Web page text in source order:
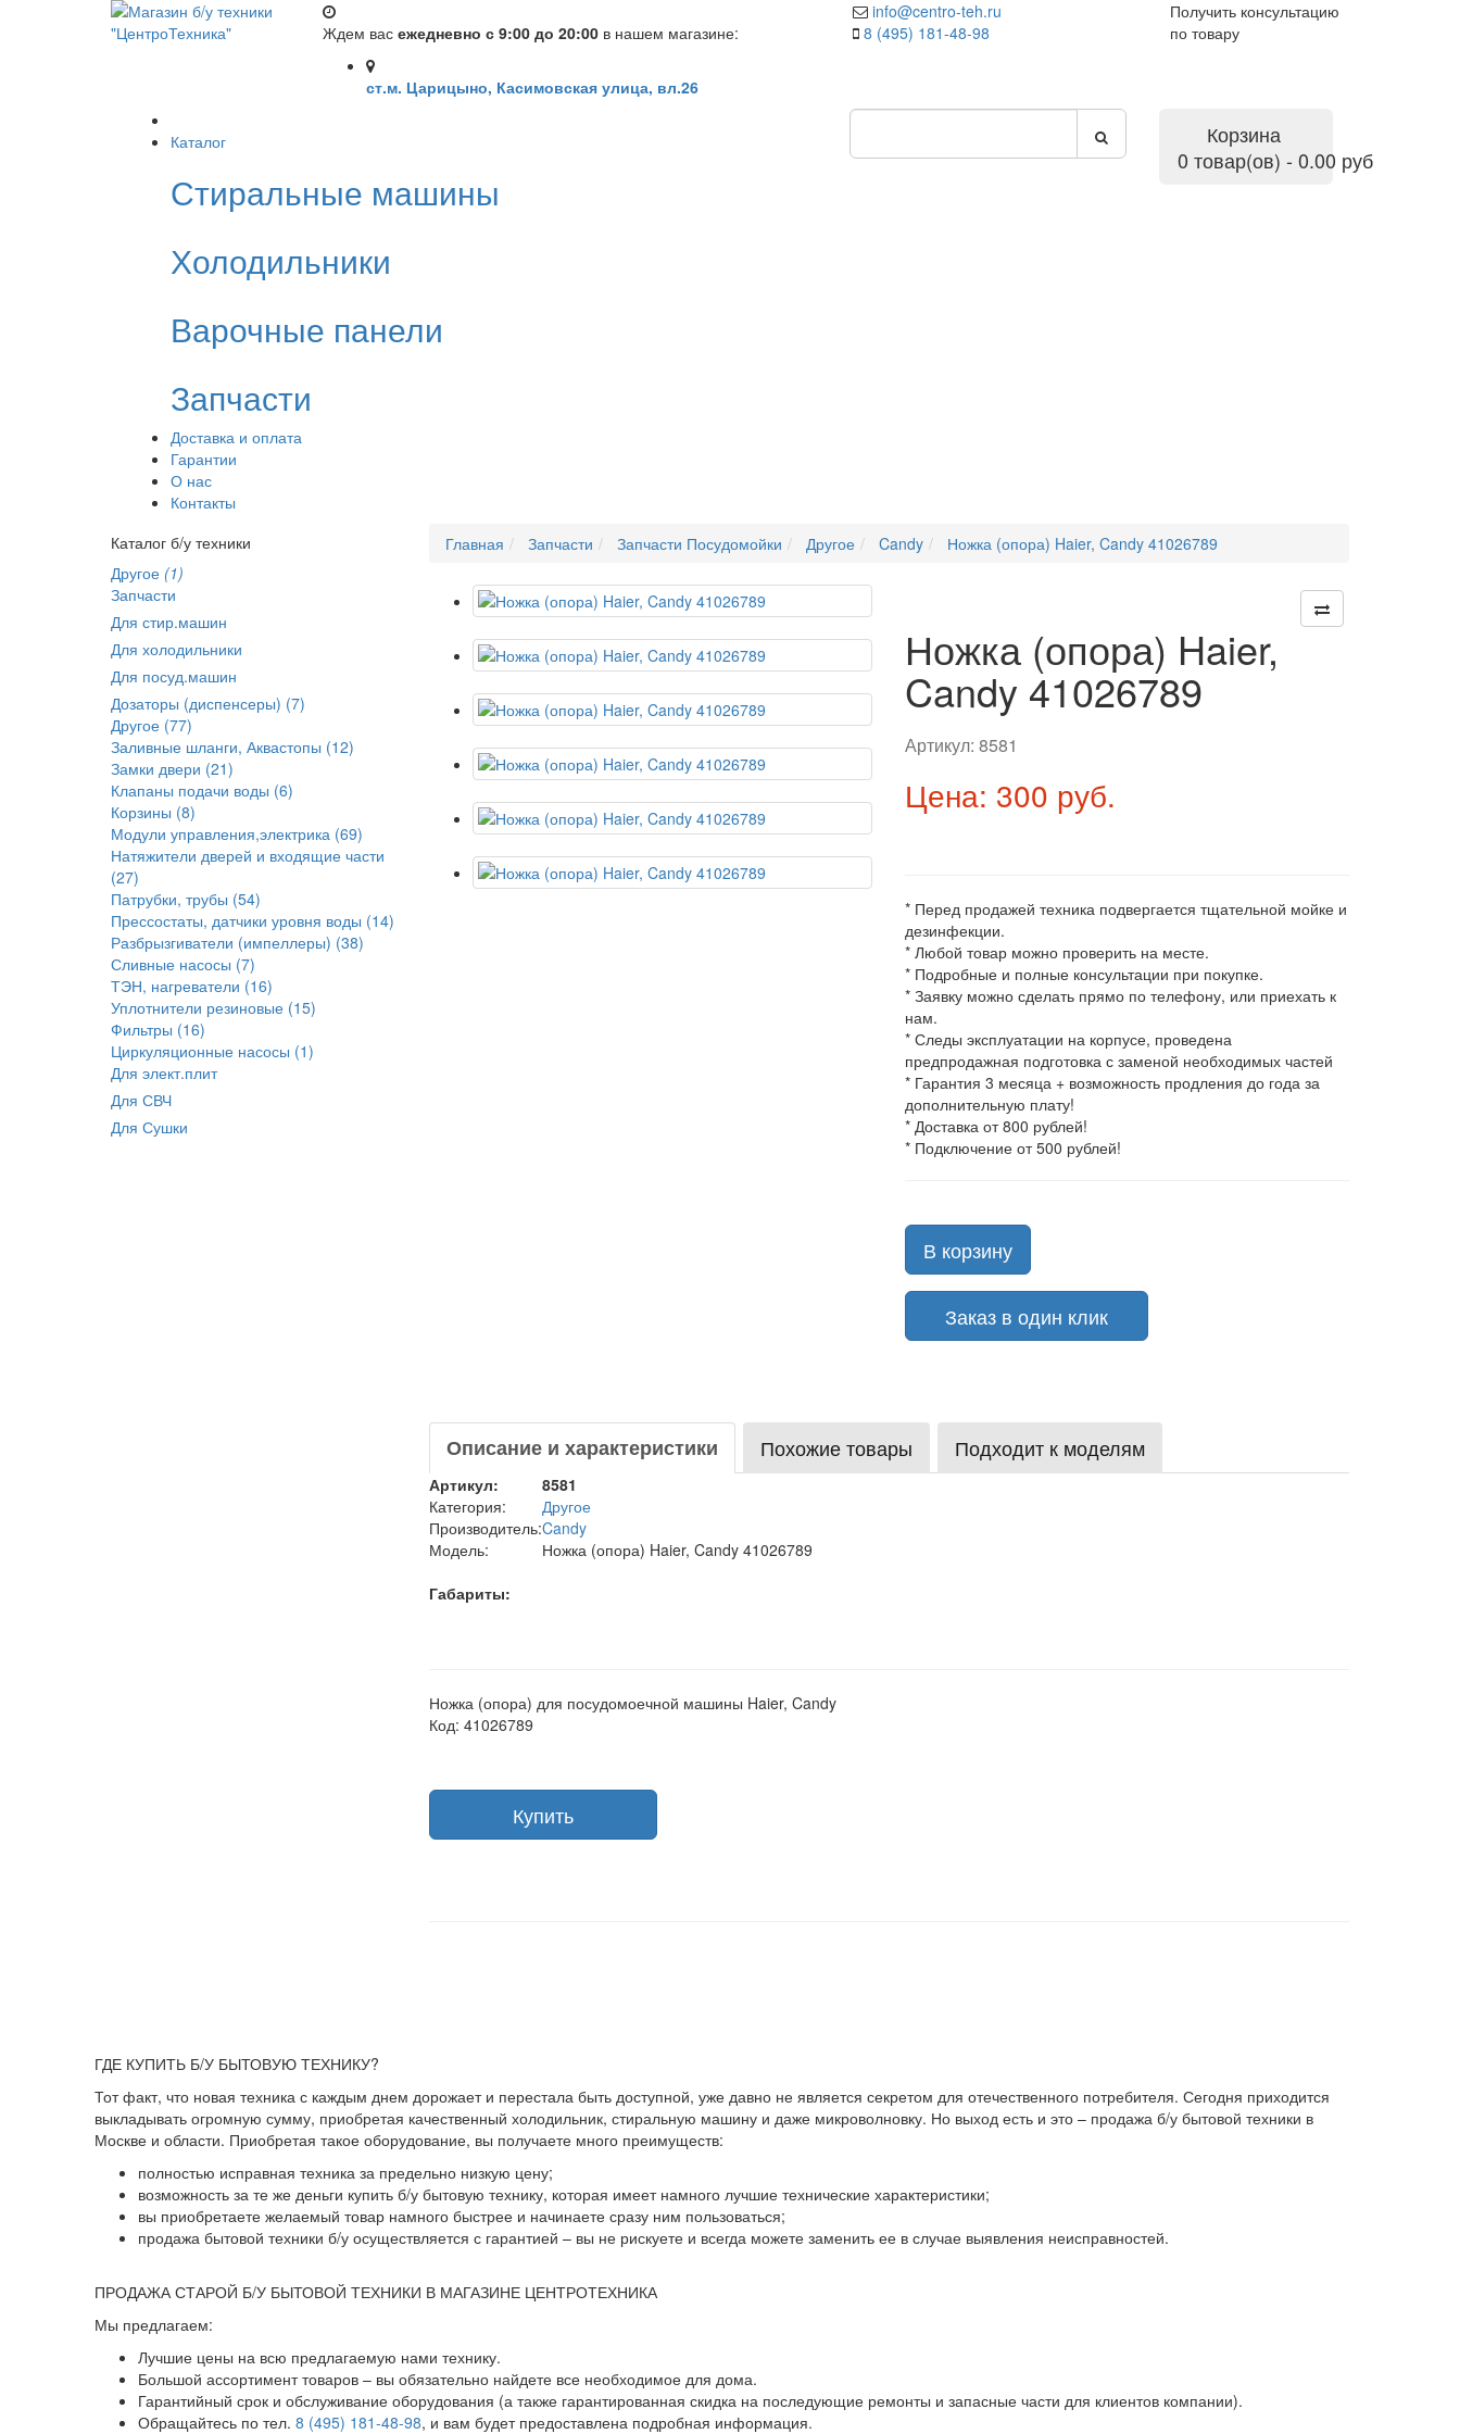
Ждем вас ежедневно с 9:00 до 20:00 в нашем магазине:
ст.м. Царицыно, Касимовская улица, вл.26
info@centro-teh.ru
8 (495) 181-48-98
Получить консультацию
по товару
Каталог
Стиральные машины
Холодильники
Варочные панели
Запчасти
Доставка и оплата
Гарантии
О нас
Контакты
Корзина
0 товар(ов) - 0.00 руб
Каталог б/у техники
Другое (1)
Запчасти
Для стир.машин
Для холодильники
Для посуд.машин
Дозаторы (диспенсеры) (7)
Другое (77)
Заливные шланги, Аквастопы (12)
Замки двери (21)
Клапаны подачи воды (6)
Корзины (8)
Модули управления,электрика (69)
Натяжители дверей и входящие части
(27)
Патрубки, трубы (54)
Прессостаты, датчики уровня воды (14)
Разбрызгиватели (импеллеры) (38)
Сливные насосы (7)
ТЭН, нагреватели (16)
Уплотнители резиновые (15)
Фильтры (16)
Циркуляционные насосы (1)
Для элект.плит
Для СВЧ
Для Сушки
Главная Запчасти Запчасти Посудомойки Другое Candy Ножка (опора) Haier, Candy 41026789
Ножка (опора) Haier,
Candy 41026789
Артикул:8581
Цена: 300 руб.
* Перед продажей техника подвергается тщательной мойке и
дезинфекции.
* Любой товар можно проверить на месте.
* Подробные и полные консультации при покупке.
* Заявку можно сделать прямо по телефону, или приехать к
нам.
* Следы эксплуатации на корпусе, проведена
предпродажная подготовка с заменой необходимых частей
* Гарантия 3 месяца + возможность продления до года за
дополнительную плату!
* Доставка от 800 рублей!
* Подключение от 500 рублей!
В корзину
Заказ в один клик
Описание и характеристики Похожие товары Подходит к моделям
Артикул:
8581
Категория:
Другое
Производитель:Candy
Модель:
Ножка (опора) Haier, Candy 41026789
Габариты:
Ножка (опора) для посудомоечной машины Haier, Candy
Код: 41026789
ГДЕ КУПИТЬ Б/У БЫТОВУЮ ТЕХНИКУ?
Тот факт, что новая техника с каждым днем дорожает и перестала быть доступной, уже давно не является секретом для отечественного потребителя. Сегодня приходится
выкладывать огромную сумму, приобретая качественный холодильник, стиральную машину и даже микроволновку. Но выход есть и это – продажа б/у бытовой техники в
Москве и области. Приобретая такое оборудование, вы получаете много преимуществ:
полностью исправная техника за предельно низкую цену;
возможность за те же деньги купить б/у бытовую технику, которая имеет намного лучшие технические характеристики;
вы приобретаете желаемый товар намного быстрее и начинаете сразу ним пользоваться;
продажа бытовой техники б/у осуществляется с гарантией – вы не рискуете и всегда можете заменить ее в случае выявления неисправностей.
ПРОДАЖА СТАРОЙ Б/У БЫТОВОЙ ТЕХНИКИ В МАГАЗИНЕ ЦЕНТРОТЕХНИКА
Мы предлагаем:
Лучшие цены на всю предлагаемую нами технику.
Большой ассортимент товаров – вы обязательно найдете все необходимое для дома.
Гарантийный срок и обслуживание оборудования (а также гарантированная скидка на последующие ремонты и запасные части для клиентов компании).
Обращайтесь по тел. 8 (495) 181-48-98, и вам будет предоставлена подробная информация.